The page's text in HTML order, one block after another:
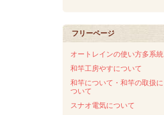
フリーページ
オートレインの使い方多系統
和竿工房やすについて
和竿について・和竿の取扱に
ついて
スナオ電気について